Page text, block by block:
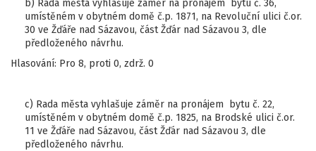
b) Rada města vyhlašuje záměr na pronájem bytu č. 36,
umístěném v obytném domě č.p. 1871, na Revoluční ulici č.or.
30 ve Žďáře nad Sázavou, část Žďár nad Sázavou 3, dle
předloženého návrhu.
Hlasování: Pro 8, proti 0, zdrž. 0
c) Rada města vyhlašuje záměr na pronájem bytu č. 22,
umístěném v obytném domě č.p. 1825, na Brodské ulici č.or.
11 ve Žďáře nad Sázavou, část Žďár nad Sázavou 3, dle
předloženého návrhu.